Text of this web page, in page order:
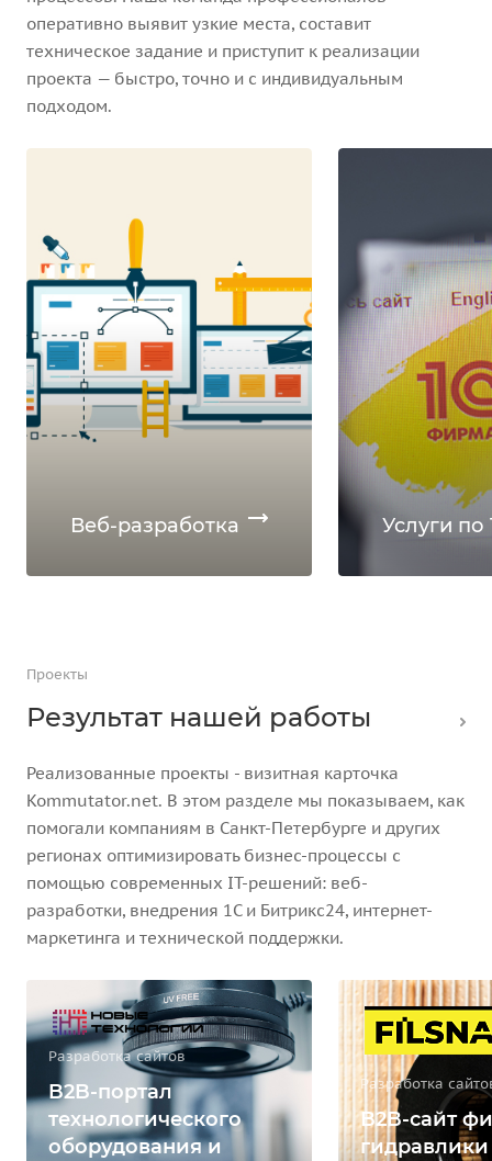
оперативно выявит узкие места, составит
техническое задание и приступит к реализации
проекта — быстро, точно и с индивидуальным
подходом.
Веб-разработка Услуги по
Проекты
Результат нашей работы
Реализованные проекты - визитная карточка
Kommutator.net. В этом разделе мы показываем, как
помогали компаниям в Санкт-Петербурге и других
регионах оптимизировать бизнес-процессы с
помощью современных IT-решений: веб-
разработки, внедрения 1С и Битрикс24, интернет-
маркетинга и технической поддержки.
Разработка сайтов
B2B-портал
технологического
оборудования и
Разработка
B2B-сайт
гидравлики